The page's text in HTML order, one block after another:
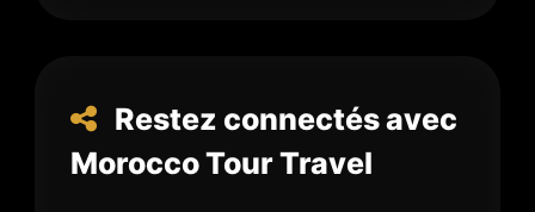
Restez connectés avec
Morocco Tour Travel